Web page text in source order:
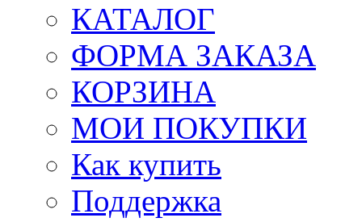
КАТАЛОГ
ФОРМА ЗАКАЗА
КОРЗИНА
МОИ ПОКУПКИ
Как купить
Поддержка